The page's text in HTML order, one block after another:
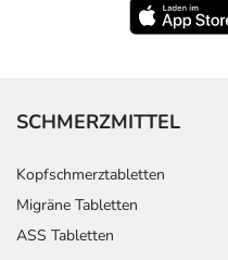
SCHMERZMITTEL
Kopfschmerztabletten
Migräne Tabletten
ASS Tabletten